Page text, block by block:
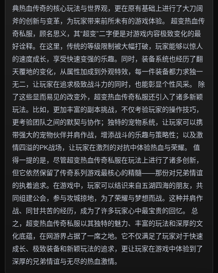
典热血传奇的核心玩法与世界观，更在原有基础上进行了大刀阔
斧的创新与变革，为玩家带来前所未有的游戏体验。 超变热血传
奇私服，顾名思义，其“超变”二字便是对游戏内容极致变化的最
好诠释。在这里，传统的等级限制被大幅打破，玩家能够以惊人
的速度成长，享受快速变强的乐趣。同时，装备系统也经历了翻
天覆地的变化，从属性加成到外观特效，每一件装备都力求独一
无二，让玩家在追求极致战斗力的同时，也能彰显个性风采。 除
了这些显而易见的改变外，超变热血传奇私服还引入了诸多新颖
玩法。比如，更加丰富的副本挑战，不仅考验玩家的操作技巧，
更考验团队之间的默契与协作；独特的宠物系统，让玩家可以携
带强大的宠物伙伴并肩作战，增添战斗的乐趣与策略性；以及激
情四溢的PK战场，让玩家在激烈的对抗中体验热血与荣耀。 值
得一提的是，尽管超变热血传奇私服在玩法上进行了诸多创新，
但它依然保留了传奇系列游戏最核心的精髓——那份对兄弟情谊
的执着追求。在游戏中，玩家可以结识来自五湖四海的朋友，共
同组建公会，参与攻城掠地，为了荣耀与梦想而战。这种并肩作
战、同甘共苦的经历，成为了许多玩家心中最宝贵的回忆。 总
之，超变热血传奇私服以其独特的魅力、丰富的玩法和深厚的文
化底蕴，在网游界占据了一席之地。它不仅满足了玩家对于快速
成长、极致装备和新颖玩法的追求，更让玩家在游戏中体验到了
深厚的兄弟情谊与无尽的热血激情。